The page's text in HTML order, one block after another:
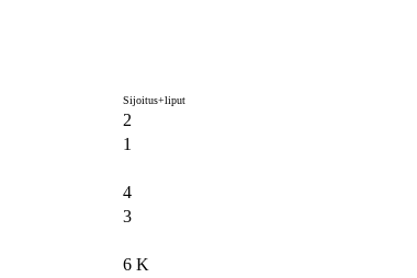
Sijoitus+liput
2
1
4
3
6 K